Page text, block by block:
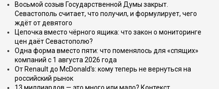
Восьмой созыв Государственной Думы закрыт.
Севастополь считает, что получил, и формулирует, чего
ждёт от девятого
Цепочка вместо чёрного ящика: что закон о мониторинге
цен даёт Севастополю?
Одна форма вместо пяти: что поменялось для «спящих»
компаний с 1 августа 2026 года
От Renault до McDonald's: кому теперь не вернуться на
российский рынок